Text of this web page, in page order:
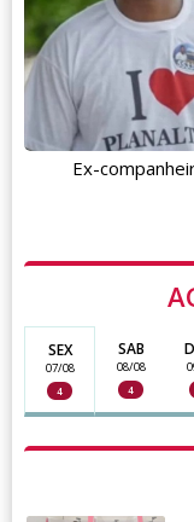
SEX
07/08
4
SAB
08/08
4
Ex-